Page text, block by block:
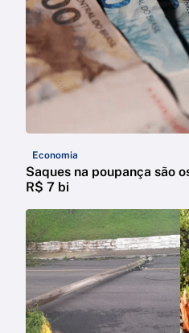
Economia
Saques na poupança são
R$ 7 bi